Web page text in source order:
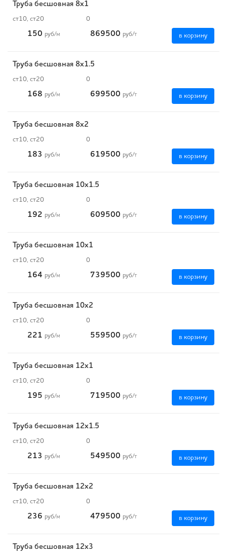
Труба бесшовная 8х1
ст10, ст20 0
150 руб/м 869500 руб/т в корзину
Труба бесшовная 8х1.5
ст10, ст20 0
168 руб/м 699500 руб/т в корзину
Труба бесшовная 8х2
ст10, ст20 0
183 руб/м 619500 руб/т в корзину
Труба бесшовная 10х1.5
ст10, ст20 0
192 руб/м 609500 руб/т в корзину
Труба бесшовная 10х1
ст10, ст20 0
164 руб/м 739500 руб/т в корзину
Труба бесшовная 10х2
ст10, ст20 0
221 руб/м 559500 руб/т в корзину
Труба бесшовная 12х1
ст10, ст20 0
195 руб/м 719500 руб/т в корзину
Труба бесшовная 12х1.5
ст10, ст20 0
213 руб/м 549500 руб/т в корзину
Труба бесшовная 12х2
ст10, ст20 0
236 руб/м 479500 руб/т в корзину
Труба бесшовная 12х3